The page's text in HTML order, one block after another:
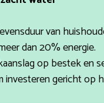
van
dan 20% energie.
op bestek en
investeren gericht op